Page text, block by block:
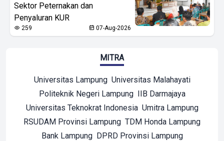
Sektor Peternakan dan
Penyaluran KUR
259 07-Aug-2026
MITRA
Universitas Lampung Universitas Malahayati
Politeknik Negeri Lampung IIB Darmajaya
Universitas Teknokrat Indonesia Umitra Lampung
RSUDAM Provinsi Lampung TDM Honda Lampung
Bank Lampung DPRD Provinsi Lampung